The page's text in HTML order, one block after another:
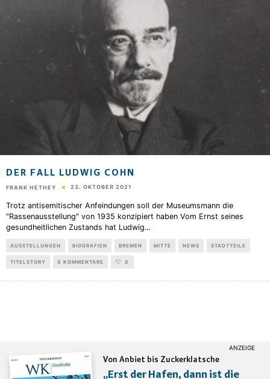
DER FALL LUDWIG COHN
FRANK HETHEY 23. OKTOBER 2021
Trotz antisemitischer Anfeindungen soll der Museumsmann die
"Rassenausstellung" von 1935 konzipiert haben Vom Ernst seines
gesundheitlichen Zustands hat Ludwig...
AUSSTELLUNGEN BIOGRAFIEN BREMEN MITTE NEWS STADTTEILE
TITELSTORY 0 KOMMENTARE 0
Von Anbiet bis Zuckerklatsche
„Erst der Hafen, dann ist die